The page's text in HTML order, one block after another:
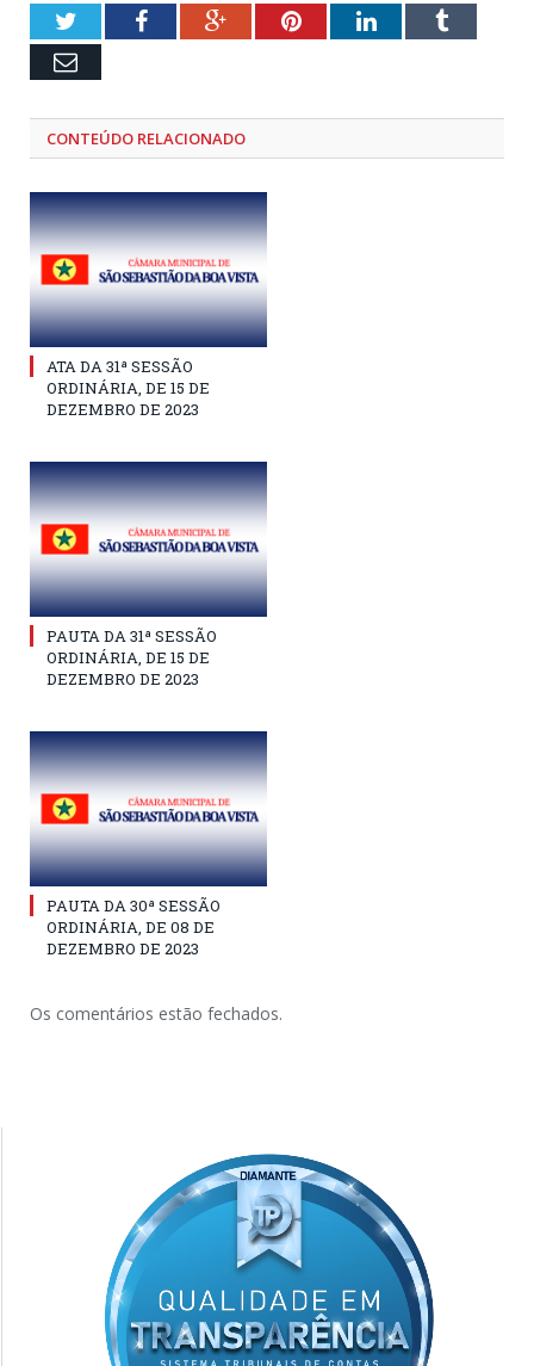
TwitterFacebookGoogle+PinterestLinkedInTumblr
Email
CONTEÚDO RELACIONADO
ATA DA 31ª SESSÃO
ORDINÁRIA, DE 15 DE
DEZEMBRO DE 2023
PAUTA DA 31ª SESSÃO
ORDINÁRIA, DE 15 DE
DEZEMBRO DE 2023
PAUTA DA 30ª SESSÃO
ORDINÁRIA, DE 08 DE
DEZEMBRO DE 2023
Os comentários estão fechados.